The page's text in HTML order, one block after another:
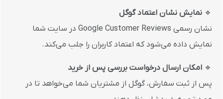
🔹 نمایش نشان اعتماد گوگل
نشان رسمی Google Customer Reviews در سایت شما
نمایش داده می‌شود که اعتماد کاربران را جلب می‌کند.
🔹 امکان ارسال درخواست بررسی پس از خرید
پس از ثبت سفارش، گوگل از مشتریان شما می‌خواهد تا در